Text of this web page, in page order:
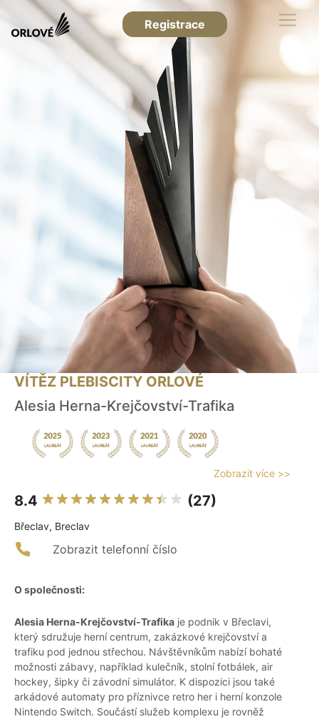
Registrace
VÍTĚZ PLEBISCITY ORLOVÉ
Alesia Herna-Krejčovství-Trafika
Zobrazit více >>
8.4 (27)
Břeclav, Breclav
Zobrazit telefonní číslo
O společnosti:
Alesia Herna-Krejčovství-Trafika je podnik v Břeclavi,
který sdružuje herní centrum, zakázkové krejčovství a
trafiku pod jednou střechou. Návštěvníkům nabízí bohaté
možnosti zábavy, například kulečník, stolní fotbálek, air
hockey, šipky či závodní simulátor. K dispozici jsou také
arkádové automaty pro příznivce retro her i herní konzole
Nintendo Switch. Součástí služeb komplexu je rovněž